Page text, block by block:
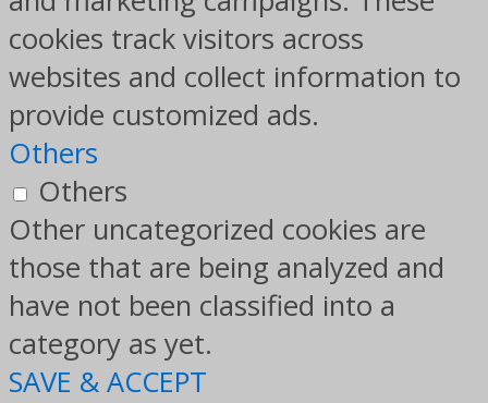
cookies track visitors across
websites and collect information to
provide customized ads.
Others
Others
Other uncategorized cookies are
those that are being analyzed and
have not been classified into a
category as yet.
SAVE & ACCEPT